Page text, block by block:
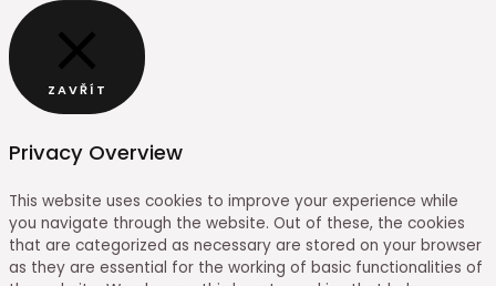
ZAVŘÍT
Privacy Overview
This website uses cookies to improve your experience while
you navigate through the website. Out of these, the cookies
that are categorized as necessary are stored on your browser
as they are essential for the working of basic functionalities of